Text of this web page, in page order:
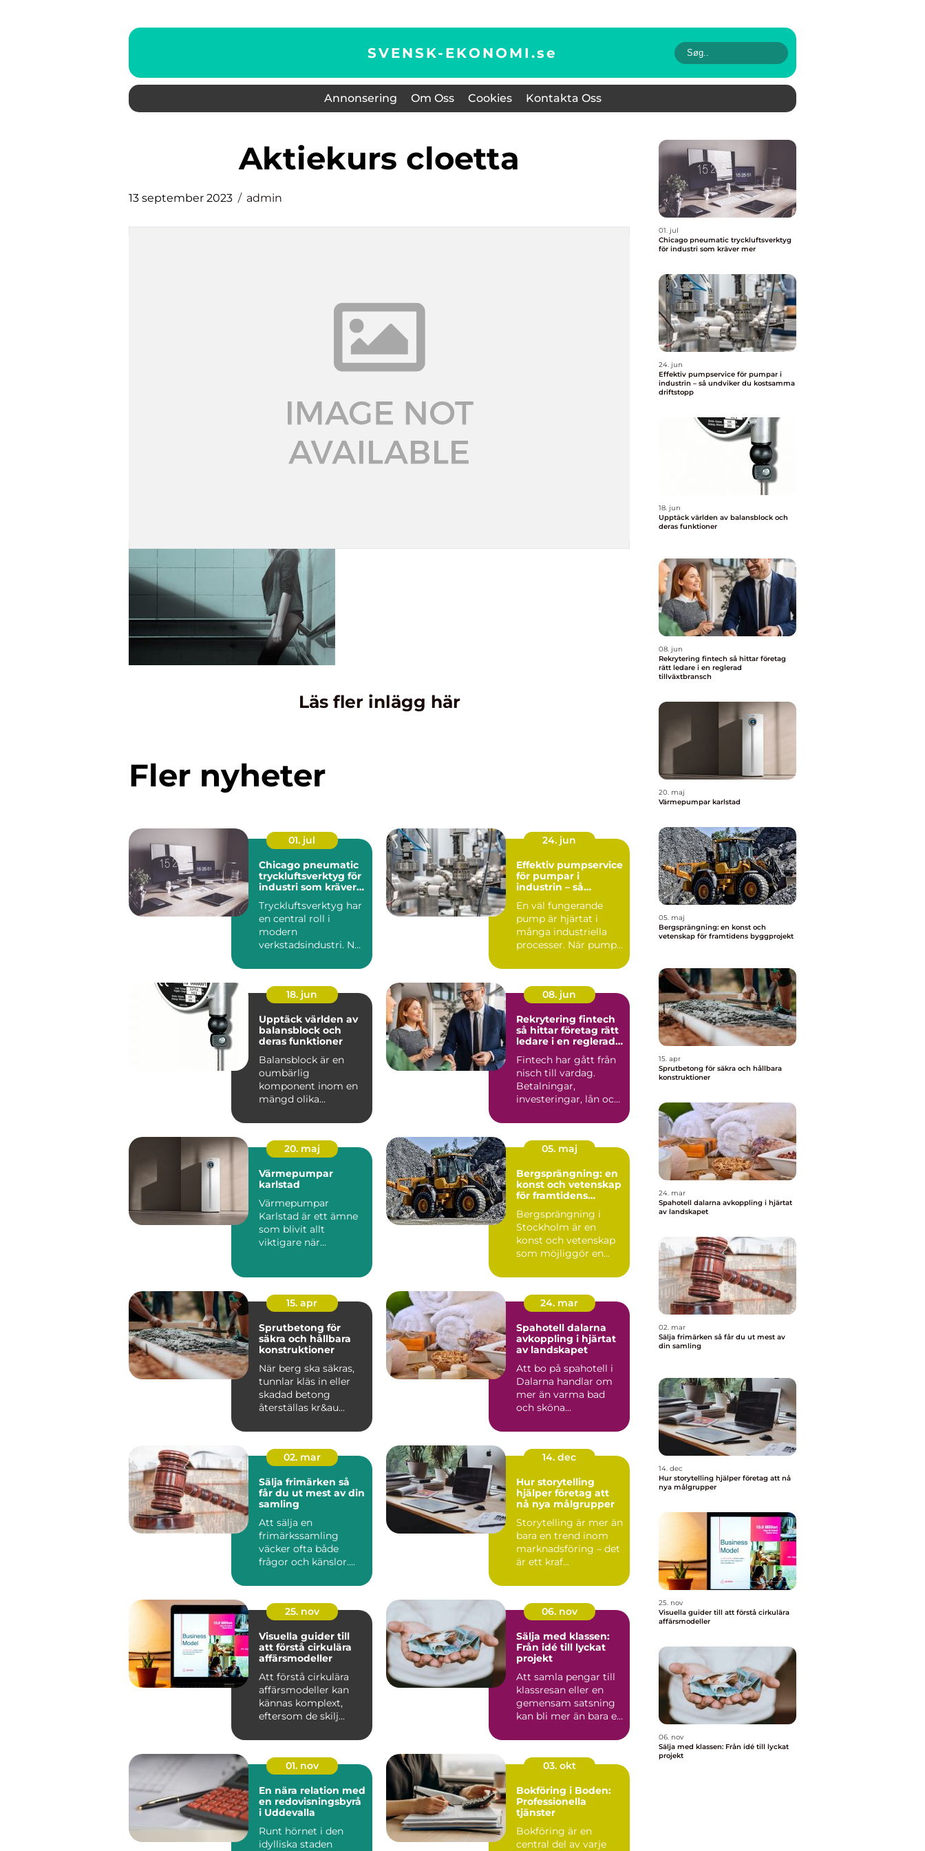
SVENSK-EKONOMI.se
Annonsering Om Oss Cookies Kontakta Oss
aktiekurs cloetta
13 september 2023 admin
Läs fler inlägg här
Fler nyheter
01. jul
Chicago pneumatic
tryckluftsverktyg för
industri som kräver
Tryckluftsverktyg har
en central roll i
modern
verkstadsindustri. När
produktivitet, ergon...
24. jun
Effektiv pumpservice
för pumpar i
industrin – så
kostsamma
driftstopp
En väl fungerande
pump är hjärtat i
många industriella
processer. När pump...
18. jun
Upptäck världen av
balansblock och
deras funktioner
Balansblock är en
oumbärlig
komponent inom en
mängd olika
användningsområden
. Dessa e...
08. jun
Rekrytering fintech
så hittar företag rätt
ledare i en reglerad
Fintech har gått från
nisch till vardag.
Betalningar,
investeringar, lån och
in...
20. maj
Värmepumpar
karlstad
Värmepumpar
Karlstad är ett ämne
som blivit allt
viktigare när
05. maj
Bergsprängning: en
konst och vetenskap
för framtidens
Bergsprängning i
Stockholm är en
konst och vetenskap
som möjliggör en
15. apr
Sprutbetong för
säkra och hållbara
konstruktioner
När berg ska säkras,
tunnlar kläs in eller
skadad betong
återställas kr&au...
24. mar
Spahotell dalarna
avkoppling i hjärtat
av landskapet
Att bo på spahotell i
Dalarna handlar om
mer än varma bad
och sköna
söker sig hi...
02. mar
Sälja frimärken så
får du ut mest av din
samling
Att sälja en
frimärkssamling
väcker ofta både
frågor och känslor.
album och lådor frå...
14. dec
Hur storytelling
hjälper företag att
nå nya målgrupper
Storytelling är mer än
bara en trend inom
marknadsföring – det
är ett kraf...
25. nov
Visuella guider till
att förstå cirkulära
affärsmodeller
Att förstå cirkulära
affärsmodeller kan
kännas komplext,
eftersom de skilj...
06. nov
Sälja med klassen:
Från idé till lyckat
projekt
Att samla pengar till
klassresan eller en
gemensam satsning
kan bli mer än bara en
01. nov
En nära relation med
en redovisningsbyrå
i Uddevalla
Runt hörnet i den
idylliska staden
03. okt
Bokföring i Boden:
Professionella
tjänster
Bokföring är en
central del av varje
01. jul
Chicago pneumatic tryckluftsverktyg
för industri som kräver mer
24. jun
Effektiv pumpservice för pumpar i
industrin – så undviker du kostsamma
driftstopp
18. jun
Upptäck världen av balansblock och
deras funktioner
08. jun
Rekrytering fintech så hittar företag
rätt ledare i en reglerad
tillväxtbransch
20. maj
Värmepumpar karlstad
05. maj
Bergsprängning: en konst och
vetenskap för framtidens byggprojekt
15. apr
Sprutbetong för säkra och hållbara
konstruktioner
24. mar
Spahotell dalarna avkoppling i hjärtat
av landskapet
02. mar
Sälja frimärken så får du ut mest av
din samling
14. dec
Hur storytelling hjälper företag att nå
nya målgrupper
25. nov
Visuella guider till att förstå cirkulära
affärsmodeller
06. nov
Sälja med klassen: Från idé till lyckat
projekt